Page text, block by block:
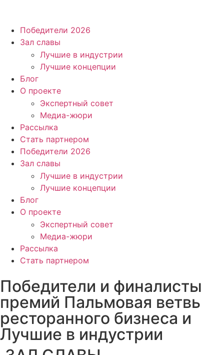
Победители 2026
Зал славы
Лучшие в индустрии
Лучшие концепции
Блог
О проекте
Экспертный совет
Медиа-жюри
Рассылка
Стать партнером
Победители 2026
Зал славы
Лучшие в индустрии
Лучшие концепции
Блог
О проекте
Экспертный совет
Медиа-жюри
Рассылка
Стать партнером
Победители и финалисты
премий Пальмовая ветвь
ресторанного бизнеса и
Лучшие в индустрии